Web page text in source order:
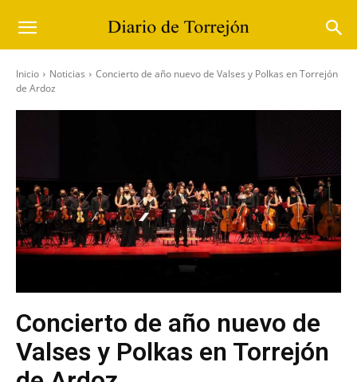
Inicio Noticias
Concierto de año nuevo de Valses y Polkas en Torrejón
de Ardoz
Concierto de año nuevo de
Valses y Polkas en Torrejón